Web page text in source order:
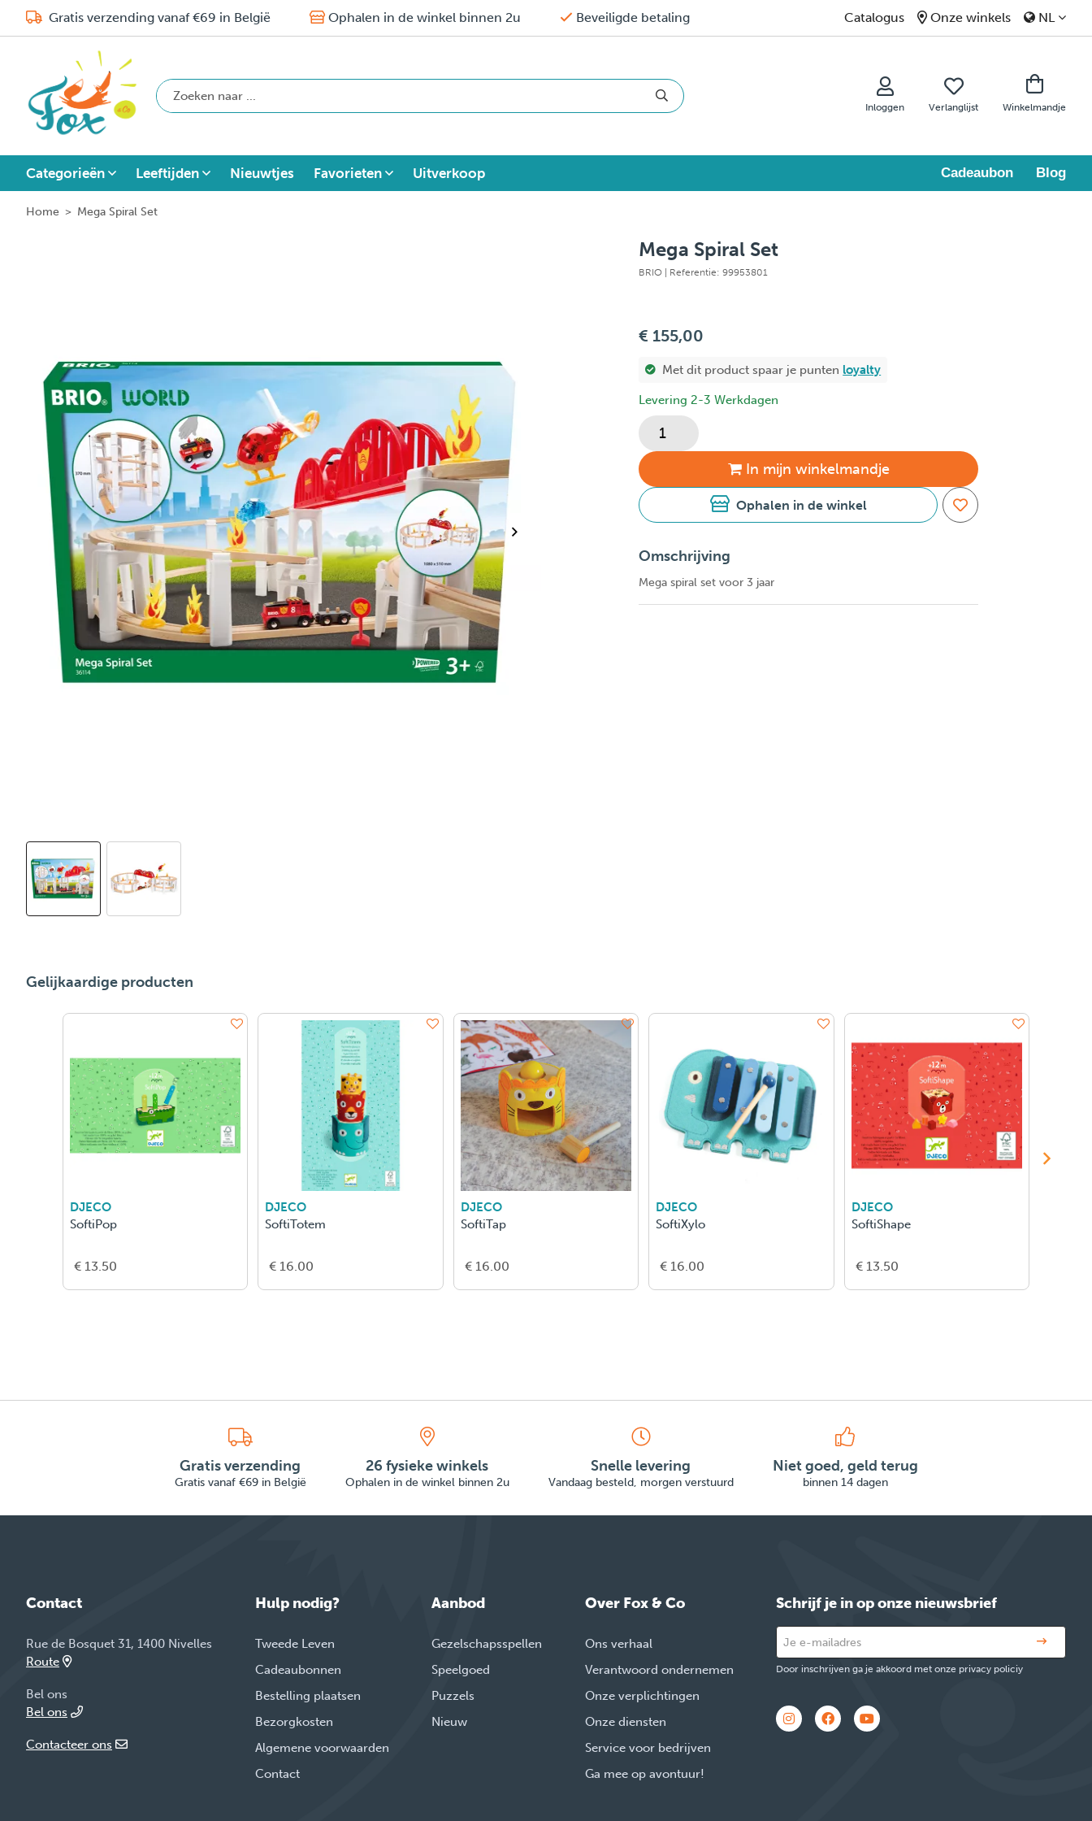
Gratis verzending vanaf €69 in België Ophalen in de winkel binnen 2u Beveiligde betaling Catalogus Onze winkels NL
Inloggen Verlanglijst Winkelmandje
Categorieën Leeftijden Nieuwtjes Favorieten Uitverkoop Cadeaubon Blog
Home > Mega Spiral Set
Mega Spiral Set
BRIO | Referentie: 99953801
€ 155,00
Met dit product spaar je punten loyalty
Levering 2-3 Werkdagen
In mijn winkelmandje
Ophalen in de winkel
Omschrijving
Mega spiral set voor 3 jaar
Gelijkaardige producten
DJECO
SoftiPop
€ 13.50
DJECO
SoftiTotem
€ 16.00
DJECO
SoftiTap
€ 16.00
DJECO
SoftiXylo
€ 16.00
DJECO
SoftiShape
€ 13.50
Gratis verzending
Gratis vanaf €69 in België
26 fysieke winkels
Ophalen in de winkel binnen 2u
Snelle levering
Vandaag besteld, morgen verstuurd
Niet goed, geld terug
binnen 14 dagen
Contact
Rue de Bosquet 31, 1400 Nivelles
Route
Bel ons
Bel ons
Contacteer ons
Hulp nodig?
Tweede Leven
Cadeaubonnen
Bestelling plaatsen
Bezorgkosten
Algemene voorwaarden
Contact
Aanbod
Gezelschapsspellen
Speelgoed
Puzzels
Nieuw
Over Fox & Co
Ons verhaal
Verantwoord ondernemen
Onze verplichtingen
Onze diensten
Service voor bedrijven
Ga mee op avontuur!
Schrijf je in op onze nieuwsbrief
Door inschrijven ga je akkoord met onze privacy policiy